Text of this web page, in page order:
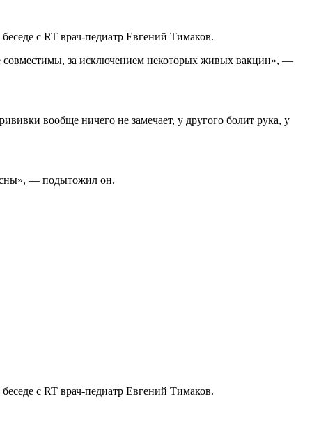
с RT врач-педиатр Евгений Тимаков.
за исключением некоторых живых вакцин», —
вообще ничего не замечает, у другого болит рука, у
— подытожил он.
с RT врач-педиатр Евгений Тимаков.